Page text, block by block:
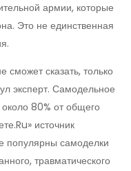
армии, которые
Это не единственная
сможет сказать, только
эксперт. Самодельное
80% от общего
источник
популярны самоделки
травматического